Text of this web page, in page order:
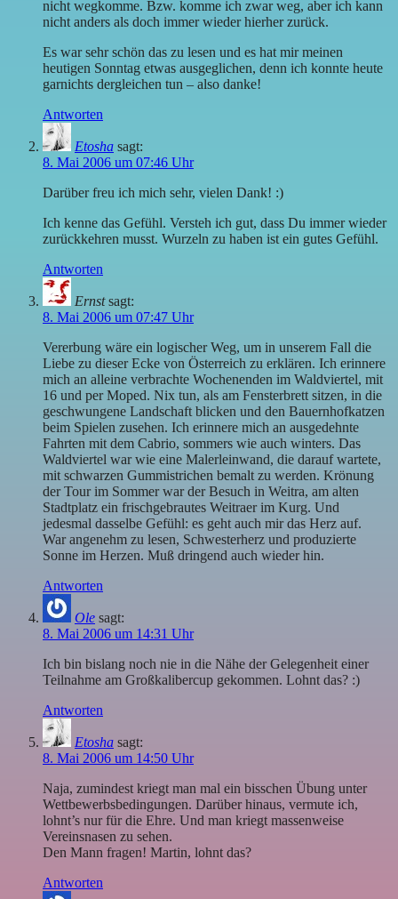
nicht wegkomme. Bzw. komme ich zwar weg, aber ich kann
nicht anders als doch immer wieder hierher zurück.
Es war sehr schön das zu lesen und es hat mir meinen
heutigen Sonntag etwas ausgeglichen, denn ich konnte heute
garnichts dergleichen tun – also danke!
Antworten
Etosha sagt:
8. Mai 2006 um 07:46 Uhr
Darüber freu ich mich sehr, vielen Dank! :)
Ich kenne das Gefühl. Versteh ich gut, dass Du immer wieder
zurückkehren musst. Wurzeln zu haben ist ein gutes Gefühl.
Antworten
Ernst sagt:
8. Mai 2006 um 07:47 Uhr
Vererbung wäre ein logischer Weg, um in unserem Fall die
Liebe zu dieser Ecke von Österreich zu erklären. Ich erinnere
mich an alleine verbrachte Wochenenden im Waldviertel, mit
16 und per Moped. Nix tun, als am Fensterbrett sitzen, in die
geschwungene Landschaft blicken und den Bauernhofkatzen
beim Spielen zusehen. Ich erinnere mich an ausgedehnte
Fahrten mit dem Cabrio, sommers wie auch winters. Das
Waldviertel war wie eine Malerleinwand, die darauf wartete,
mit schwarzen Gummistrichen bemalt zu werden. Krönung
der Tour im Sommer war der Besuch in Weitra, am alten
Stadtplatz ein frischgebrautes Weitraer im Kurg. Und
jedesmal dasselbe Gefühl: es geht auch mir das Herz auf.
War angenehm zu lesen, Schwesterherz und produzierte
Sonne im Herzen. Muß dringend auch wieder hin.
Antworten
Ole sagt:
8. Mai 2006 um 14:31 Uhr
Ich bin bislang noch nie in die Nähe der Gelegenheit einer
Teilnahme am Großkalibercup gekommen. Lohnt das? :)
Antworten
Etosha sagt:
8. Mai 2006 um 14:50 Uhr
Naja, zumindest kriegt man mal ein bisschen Übung unter
Wettbewerbsbedingungen. Darüber hinaus, vermute ich,
lohnt’s nur für die Ehre. Und man kriegt massenweise
Vereinsnasen zu sehen.
Den Mann fragen! Martin, lohnt das?
Antworten